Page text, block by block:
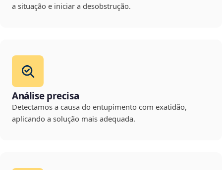
a situação e iniciar a desobstrução.
Análise precisa
Detectamos a causa do entupimento com exatidão,
aplicando a solução mais adequada.